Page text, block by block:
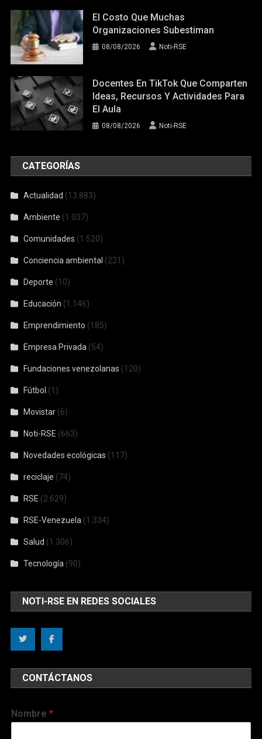
El Costo Que Muchas
Organizaciones Subestiman
08/08/2026 Noti-RSE
Docentes En TikTok Que Comparten
Ideas, Recursos Y Actividades Para
El Aula
08/08/2026 Noti-RSE
CATEGORÍAS
Actualidad (13.883)
Ambiente (1.037)
Comunidades (1.520)
Conciencia ambiental (221)
Deporte (10)
Educación (1.146)
Emprendimiento (185)
Empresa Privada (54)
Fundaciones venezolanas (120)
Fútbol (1)
Movistar (6)
Noti-RSE (663)
Novedades ecológicas (117)
reciclaje (74)
RSE (2.629)
RSE-Venezuela (1.334)
Salud (1.306)
Tecnología (90)
NOTI-RSE EN REDES SOCIALES
CONTÁCTANOS
Nombre*